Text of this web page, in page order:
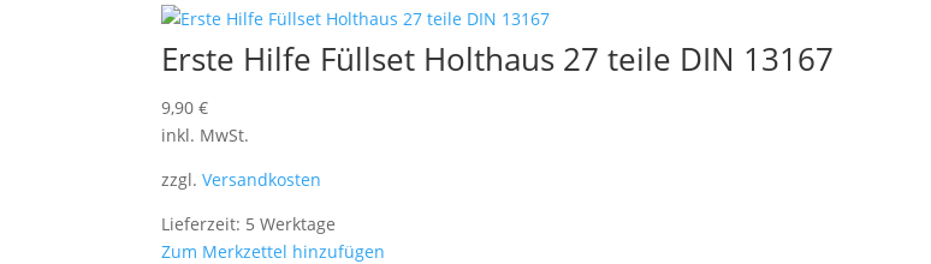
Erste Hilfe Füllset Holthaus 27 teile DIN 13167
9,90€
inkl. MwSt.
zzgl.Versandkosten
Lieferzeit: 5 Werktage
Zum Merkzettel hinzufügen